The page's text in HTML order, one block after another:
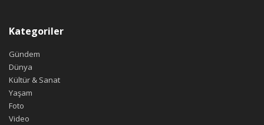
Kategoriler
Gündem
Dünya
Kültür & Sanat
Yaşam
Foto
Video